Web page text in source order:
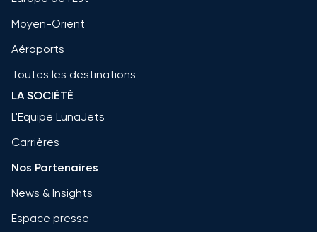
Moyen-Orient
Aéroports
Toutes les destinations
LA SOCIÉTÉ
L'Equipe LunaJets
Carrières
Nos Partenaires
News & Insights
Espace presse